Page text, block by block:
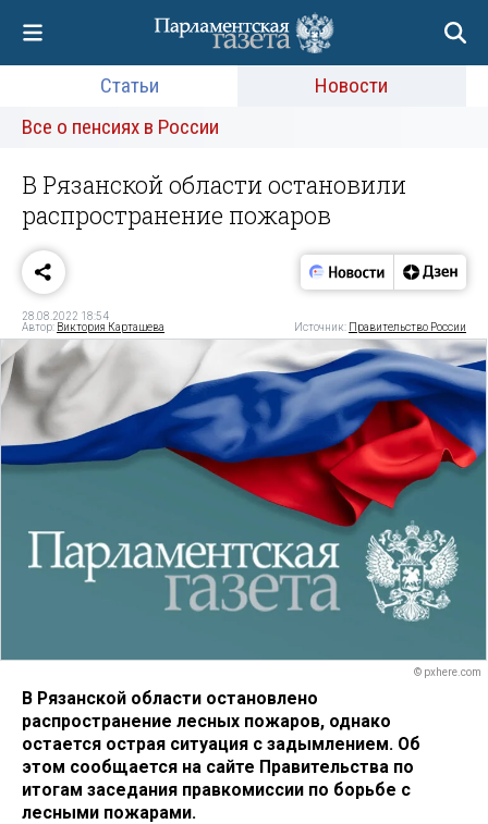
Статьи
Новости
Все о пенсиях в России
В Рязанской области остановили
распространение пожаров
28.08.2022 18:54
Автор: Виктория Карташева Источник: Правительство России
© pxhere.com
В Рязанской области остановлено
распространение лесных пожаров, однако
остается острая ситуация с задымлением. Об
этом сообщается на сайте Правительства по
итогам заседания правкомиссии по борьбе с
лесными пожарами.